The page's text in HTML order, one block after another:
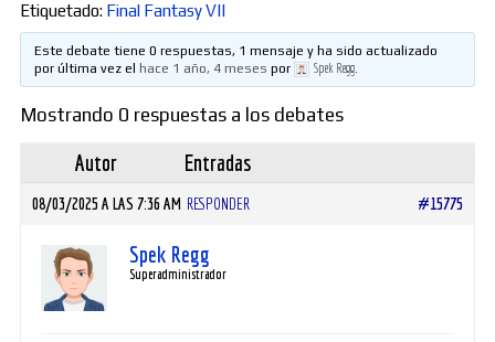
Foros
Buscar:
Etiquetado: Final Fantasy VII
Este debate tiene 0 respuestas, 1 mensaje y ha sido actualizado
por última vez el
hace 1 año, 4 meses por Spek Regg.
Mostrando 0 respuestas a los debates
Autor Entradas
08/03/2025 A LAS 7:36 AM #15775
RESPONDER
Spek Regg
Superadministrador